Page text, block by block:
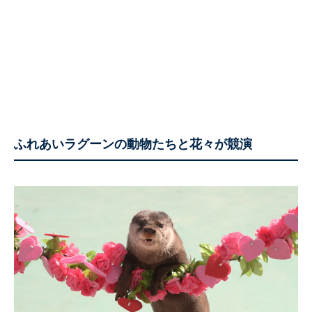
ふれあいラグーンの動物たちと花々が競演